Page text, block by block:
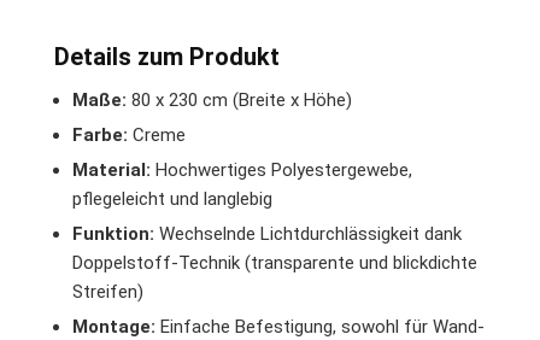
Details zum Produkt
Maße: 80 x 230 cm (Breite x Höhe)
Farbe: Creme
Material: Hochwertiges Polyestergewebe,
pflegeleicht und langlebig
Funktion: Wechselnde Lichtdurchlässigkeit dank
Doppelstoff-Technik (transparente und blickdichte
Streifen)
Montage: Einfache Befestigung, sowohl für Wand-